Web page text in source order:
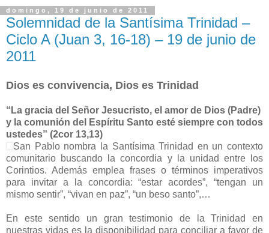
domingo, 19 de junio de 2011
Solemnidad de la Santísima Trinidad –
Ciclo A (Juan 3, 16-18) – 19 de junio de
2011
Dios es convivencia, Dios es Trinidad
“La gracia del Señor Jesucristo, el amor de Dios (Padre)
y la comunión del Espíritu Santo esté siempre con todos
ustedes” (2cor 13,13)
San Pablo nombra la Santísima Trinidad en un contexto
comunitario buscando la concordia y la unidad entre los
Corintios. Además emplea frases o términos imperativos
para invitar a la concordia: “estar acordes”, “tengan un
mismo sentir”, “vivan en paz”, “un beso santo”,…
En este sentido un gran testimonio de la Trinidad en
nuestras vidas es la disponibilidad para conciliar a favor de